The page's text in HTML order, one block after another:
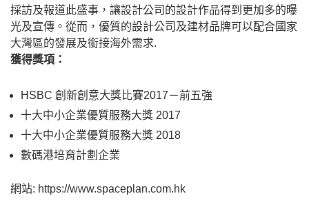
採訪及報道此盛事，讓設計公司的設計作品得到更加多的曝
光及宣傳。從而，優質的設計公司及建材品牌可以配合國家
大灣區的發展及銜接海外需求.
獲得獎項：
HSBC 創新創意大獎比賽2017－前五強
十大中小企業優質服務大獎 2017
十大中小企業優質服務大獎 2018
數碼港培育計劃企業
網站: https://www.spaceplan.com.hk